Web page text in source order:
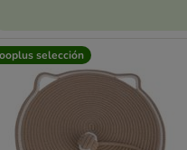
selección